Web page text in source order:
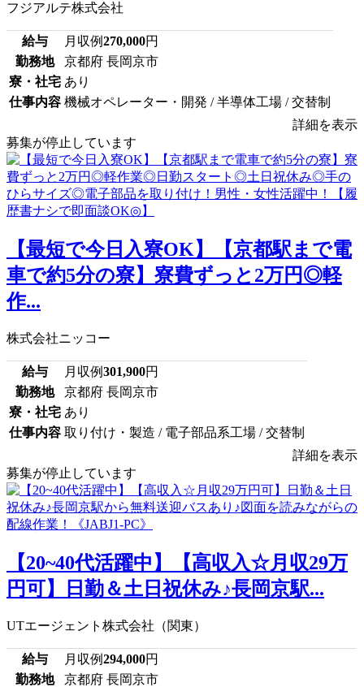
フジアルテ株式会社
給与 月収例270,000円
勤務地
京都府 長岡京市
寮・社宅 あり
仕事内容 機械オペレーター・開発 / 半導体工場 / 交替制
詳細を表示
募集が停止しています
【最短で今日入寮OK】【京都駅まで電
車で約5分の寮】寮費ずっと2万円◎軽
作...
株式会社ニッコー
給与 月収例301,900円
勤務地
京都府 長岡京市
寮・社宅 あり
仕事内容 取り付け・製造 / 電子部品系工場 / 交替制
詳細を表示
募集が停止しています
【20~40代活躍中】【高収入☆月収29万
円可】日勤＆土日祝休み♪長岡京駅...
UTエージェント株式会社（関東）
給与 月収例294,000円
勤務地
京都府 長岡京市